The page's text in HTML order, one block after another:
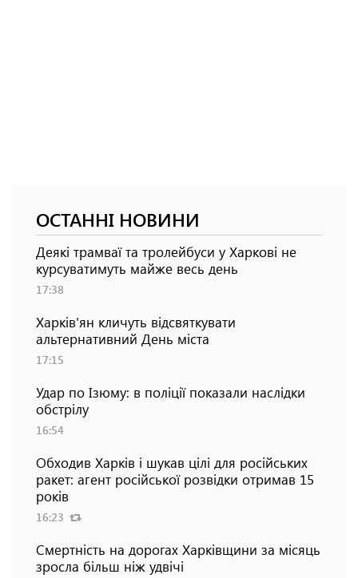
ОСТАННІ НОВИНИ
Деякі трамваї та тролейбуси у Харкові не
курсуватимуть майже весь день
17:38
Харків'ян кличуть відсвяткувати
альтернативний День міста
17:15
Удар по Ізюму: в поліції показали наслідки
обстрілу
16:54
Обходив Харків і шукав цілі для російських
ракет: агент російської розвідки отримав 15
років
16:23
Смертність на дорогах Харківщини за місяць
зросла більш ніж удвічі